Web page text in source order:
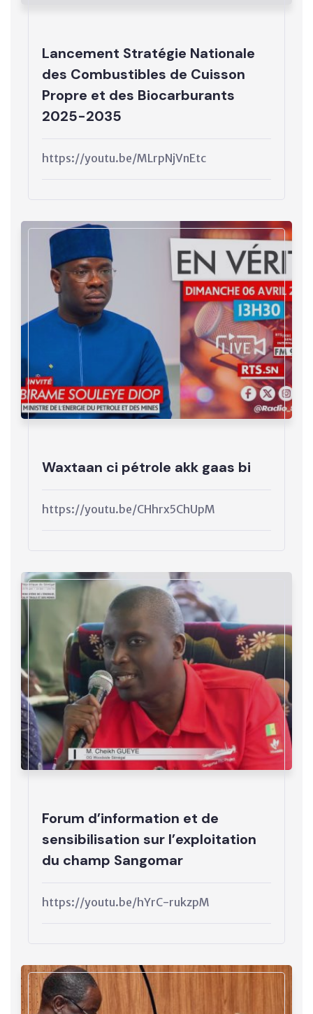
Lancement Stratégie Nationale
des Combustibles de Cuisson
Propre et des Biocarburants
2025-2035
https://youtu.be/MLrpNjVnEtc
Waxtaan ci pétrole akk gaas bi
https://youtu.be/CHhrx5ChUpM
Forum d’information et de
sensibilisation sur l’exploitation
du champ Sangomar
https://youtu.be/hYrC-rukzpM